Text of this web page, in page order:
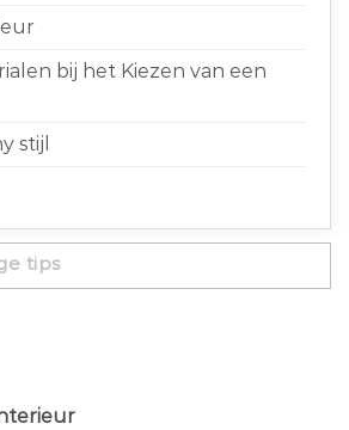
bij het Kiezen van een
stijl
tips